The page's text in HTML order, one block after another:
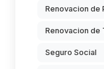
Renovacion de
Renovacion de
Seguro Social